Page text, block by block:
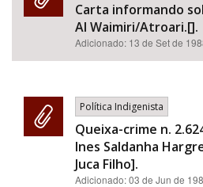
Carta informando
AI Waimiri/Atroari.[].
Adicionado: 13 de Set de
Política Indigenista
Queixa-crime n.
Ines Saldanha
Juca Filho].
Adicionado:03 de Jun de